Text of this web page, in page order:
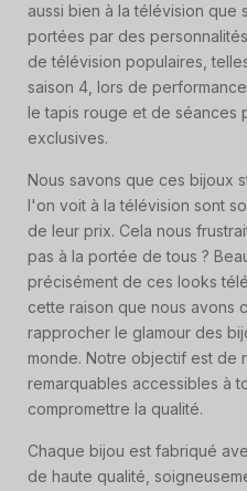
aussi bien à la télévision que
portées par des
de télévision populaires,
saison 4, lors de
le tapis rouge et de séances
exclusives.
Nous savons que ces bijoux
l'on voit à la télévision sont
de leur prix. Cela nous
pas à la portée de tous ?
précisément de ces looks
cette raison que nous avons
rapprocher le glamour des
monde. Notre objectif est de
remarquables accessibles à
compromettre la qualité.
Chaque bijou est fabriqué
de haute qualité,